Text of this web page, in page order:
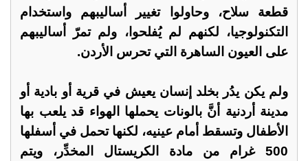
قطعة سلاح، وحاولوا تغيير أساليبهم واستخدام
التكنولوجيا، لكنهم لم يُفلحوا، ولم تمرّ أساليبهم
على العيون الساهرة التي تحرس الأردن.
ولم يكن يدُر بخلد إنسان يعيش في قرية أو بادية أو
مدينة أردنية أنَّ بالونات يحملها الهواء قد يلعب بها
الأطفال وتسقط أمام عينيه، لكنها تحمل في أسفلها
500 غرام من مادة الكريستال المخدِّر، ويتم